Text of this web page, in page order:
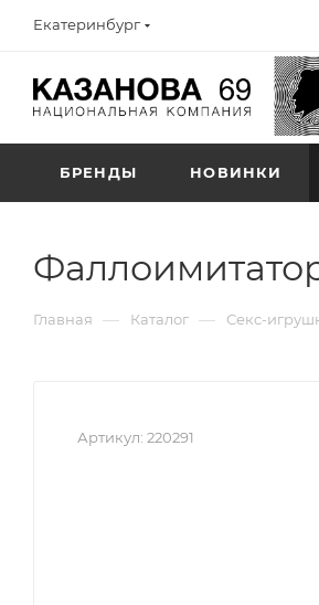
Екатеринбург
БРЕНДЫ НОВИНКИ
Главная — Каталог — Секс-
Артикул: 220291